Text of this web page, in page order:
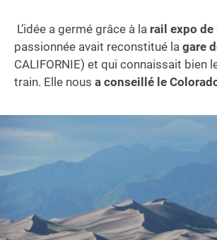
Verde
Alamosa
Empruntez la légendaire Million
Great Sand Dunes:
Petit tour en train Chama-
(Cumbres and Toltec Scenic
Tour sur le manitou Pike Peaks
Où avez-vous dormi dans le
L’idée a germé grâce à la rail expo de
passionnée avait reconstitué la gare
CALIFORNIE) et qui connaissait bien
train. Elle nous a conseillé le